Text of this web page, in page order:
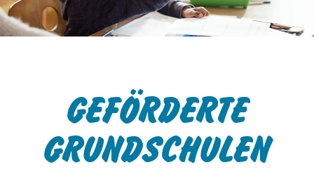
GEFÖRDERTE
GRUNDSCHULEN